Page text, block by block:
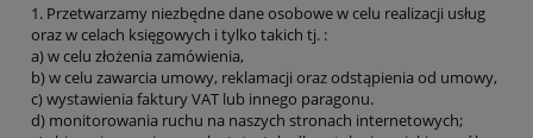
1. Przetwarzamy niezbędne dane osobowe w celu realizacji usług
oraz w celach księgowych i tylko takich tj. :
a) w celu złożenia zamówienia,
b) w celu zawarcia umowy, reklamacji oraz odstąpienia od umowy,
c) wystawienia faktury VAT lub innego paragonu.
d) monitorowania ruchu na naszych stronach internetowych;